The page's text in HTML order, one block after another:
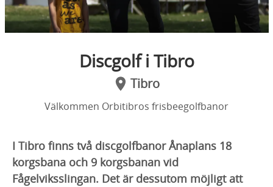
Discgolf i Tibro
Tibro
Välkommen Orbitibros frisbeegolfbanor
I Tibro finns två discgolfbanor Ånaplans 18
korgsbana och 9 korgsbanan vid
Fågelviksslingan. Det är dessutom möjligt att